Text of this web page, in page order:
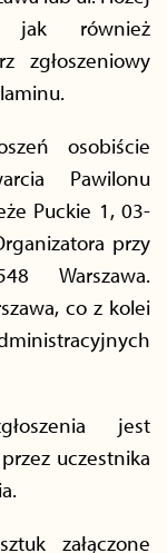
jak również
zgłoszeniowy
osobiście
Pawilonu
Puckie 1, 03-
przy
Warszawa.
co z kolei
jest
uczestnika
załączone